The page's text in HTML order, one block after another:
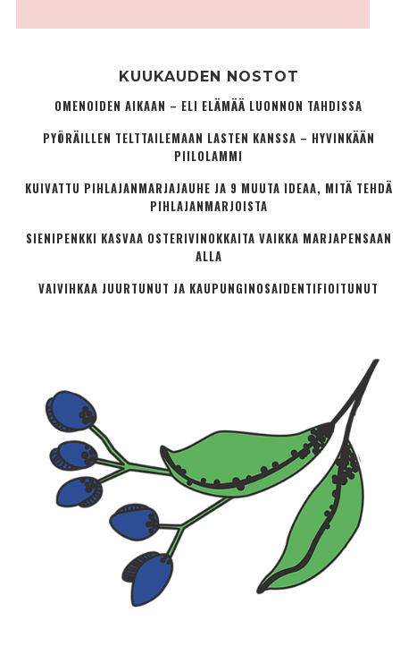
KUUKAUDEN NOSTOT
OMENOIDEN AIKAAN – ELI ELÄMÄÄ LUONNON TAHDISSA
PYÖRÄILLEN TELTTAILEMAAN LASTEN KANSSA – HYVINKÄÄN
PIILOLAMMI
KUIVATTU PIHLAJANMARJAJAUHE JA 9 MUUTA IDEAA, MITÄ TEHDÄ
PIHLAJANMARJOISTA
SIENIPENKKI KASVAA OSTERIVINOKKAITA VAIKKA MARJAPENSAAN
ALLA
VAIVIHKAA JUURTUNUT JA KAUPUNGINOSA­IDENTIFIOITUNUT